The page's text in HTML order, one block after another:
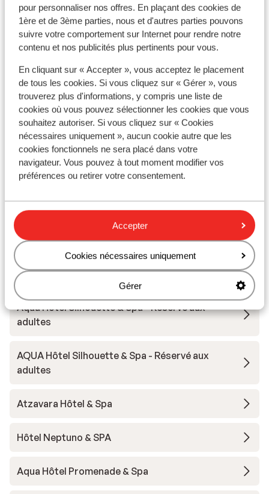
pour personnaliser nos offres. En plaçant des cookies de
1ère et de 3ème parties, nous et d'autres parties pouvons
suivre votre comportement sur Internet pour rendre notre
contenu et nos publicités plus pertinents pour vous.
En cliquant sur « Accepter », vous acceptez le placement
de tous les cookies. Si vous cliquez sur « Gérer », vous
trouverez plus d'informations, y compris une liste de
cookies où vous pouvez sélectionner les cookies que vous
souhaitez autoriser. Si vous cliquez sur « Cookies
nécessaires uniquement », aucun cookie autre que les
cookies fonctionnels ne sera placé dans votre
navigateur. Vous pouvez à tout moment modifier vos
préférences ou retirer votre consentement.
Accepter
Cookies nécessaires uniquement
Gérer
Emplacement
Afficher sur la carte
À proximité
Distance de la plage environ 200 mètres
Distance du centre-ville: environ 500 mètres
Distance jusqu'à l'arrêt de bus environ 100 mètres
Autres hébergements - Costa Brava
Hôtel L'Azure
Aqua Hôtel Silhouette & Spa - Réservé aux
adultes
AQUA Hôtel Silhouette & Spa - Réservé aux
adultes
Atzavara Hôtel & Spa
Hôtel Neptuno & SPA
Aqua Hôtel Promenade & Spa